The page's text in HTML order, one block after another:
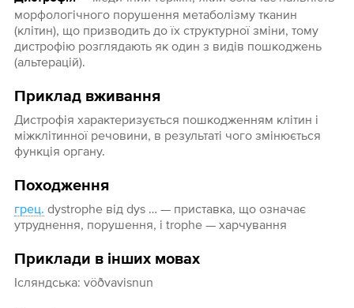
морфологічного порушення метаболізму тканин
(клітин), що призводить до їх структурної зміни, тому
дистрофію розглядають як один з видів пошкоджень
(альтерацій).
Приклад вживання
Дистрофія характеризується пошкодженням клітин і
міжклітинної речовини, в результаті чого змінюється
функція органу.
Походження
грец. dystrophe від dys … — приставка, що означає
утруднення, порушення, і trophe — харчування
Приклади в інших мовах
Ісляндська: vöðvavisnun